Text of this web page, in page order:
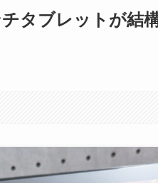
タブレットが結